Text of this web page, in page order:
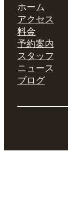
ホーム
アクセス
料金
予約案内
スタッフ
ニュース
ブログ